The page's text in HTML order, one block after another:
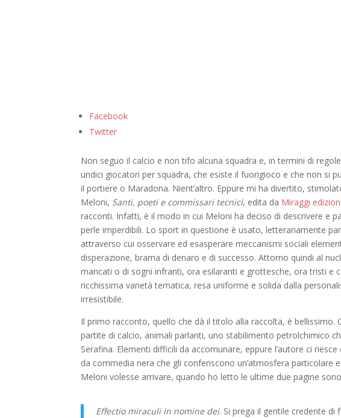
Facebook
Twitter
Non seguo il calcio e non tifo alcuna squadra e, in termini di
undici giocatori per squadra, che esiste il fuorigioco e che non si
il portiere o Maradona. Nient’altro. Eppure mi ha divertito,
Meloni, Santi, poeti e commissari tecnici, edita da Miraggi edizioni
racconti. Infatti, è il modo in cui Meloni ha deciso di descrivere e
perle imperdibili. Lo sport in questione è usato, letterariamente
attraverso cui osservare ed esasperare meccanismi sociali
disperazione, brama di denaro e di successo. Attorno quindi al
mancati o di sogni infranti, ora esilaranti e grottesche, ora tristi e
ricchissima varietà tematica, resa uniforme e solida dalla
irresistibile.
Il primo racconto, quello che dà il titolo alla raccolta, è bellissimo.
partite di calcio, animali parlanti, uno stabilimento petrolchimico
Serafina. Elementi difficili da accomunare, eppure l’autore ci
da commedia nera che gli conferiscono un’atmosfera
Meloni volesse arrivare, quando ho letto le ultime due pagine
Effectio miraculi in nomine dei. Si prega il gentile credente